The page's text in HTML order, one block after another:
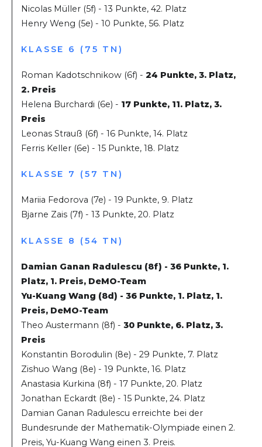
Nicolas Müller (5f) - 13 Punkte, 42. Platz
Henry Weng (5e) - 10 Punkte, 56. Platz
KLASSE 6 (75 TN)
Roman Kadotschnikow (6f) - 24 Punkte, 3. Platz,
2. Preis
Helena Burchardi (6e) - 17 Punkte, 11. Platz, 3.
Preis
Leonas Strauß (6f) - 16 Punkte, 14. Platz
Ferris Keller (6e) - 15 Punkte, 18. Platz
KLASSE 7 (57 TN)
Mariia Fedorova (7e) - 19 Punkte, 9. Platz
Bjarne Zais (7f) - 13 Punkte, 20. Platz
KLASSE 8 (54 TN)
Damian Ganan Radulescu (8f) - 36 Punkte, 1.
Platz, 1. Preis, DeMO-Team
Yu-Kuang Wang (8d) - 36 Punkte, 1. Platz, 1.
Preis, DeMO-Team
Theo Austermann (8f) - 30 Punkte, 6. Platz, 3.
Preis
Konstantin Borodulin (8e) - 29 Punkte, 7. Platz
Zishuo Wang (8e) - 19 Punkte, 16. Platz
Anastasia Kurkina (8f) - 17 Punkte, 20. Platz
Jonathan Eckardt (8e) - 15 Punkte, 24. Platz
Damian Ganan Radulescu erreichte bei der
Bundesrunde der Mathematik-Olympiade einen 2.
Preis, Yu-Kuang Wang einen 3. Preis.